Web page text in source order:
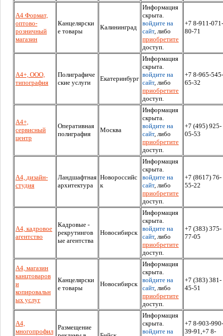
А4 Формат,
оптово-
розничный
магазин
Канцелярски
е товары
Калининград
Информация
скрыта.
войдите на
сайт, либо
приобретите
доступ.
+7 8-911-071-
80-71
А4+, ООО,
типография
Полиграфиче
ские услуги
Екатеринбург
Информация
скрыта.
войдите на
сайт, либо
приобретите
доступ.
+7 8-965-545-
65-32
А4+,
сервисный
центр
Оперативная
полиграфия
Москва
Информация
скрыта.
войдите на
сайт, либо
приобретите
доступ.
+7 (495) 925-
05-53
А4, дизайн-
студия
Ландшафтная
архитектура
Новороссийс
к
Информация
скрыта.
войдите на
сайт, либо
приобретите
доступ.
+7 (8617) 76-
55-22
А4, кадровое
агентство
Кадровые -
рекрутингов
ые агентства
Новосибирск
Информация
скрыта.
войдите на
сайт, либо
приобретите
доступ.
+7 (383) 375-
77-05
А4, магазин
канцтоваров
и
копировальн
ых услуг
Канцелярски
е товары
Новосибирск
Информация
скрыта.
войдите на
сайт, либо
приобретите
доступ.
+7 (383) 381-
45-51
А4,
многопрофил
Размещение
Информация
скрыта.
войдите на
+7 8-903-990-
39-91,+7 8-